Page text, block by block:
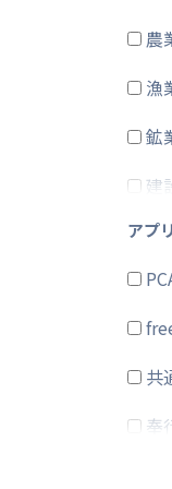
在
そ
農
漁
鉱
建
製
電
情
運
卸
アプ
共
奉